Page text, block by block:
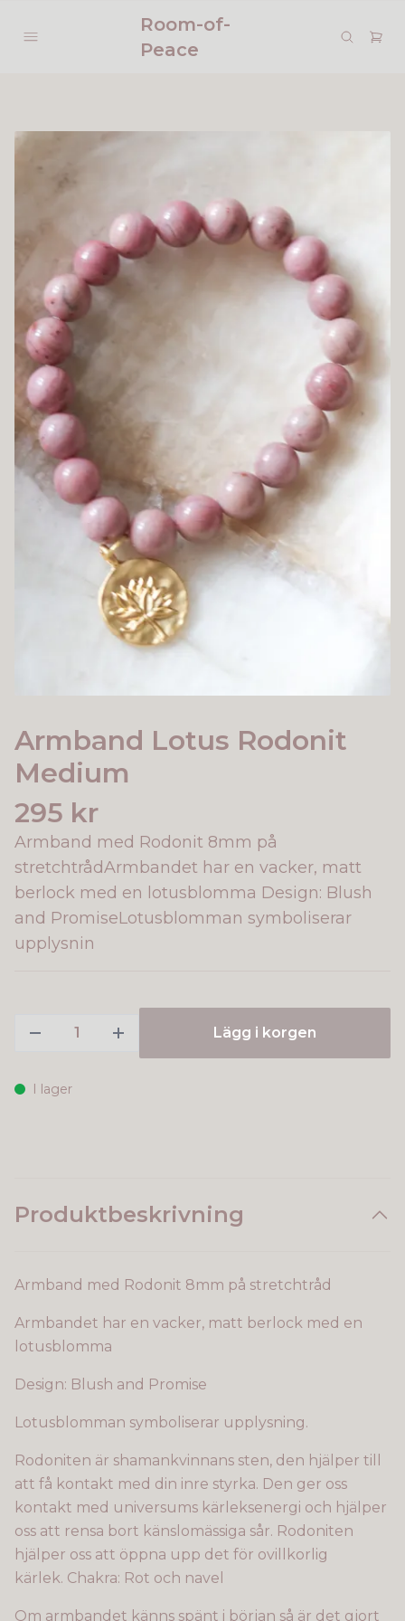
Room-of-
Peace
Armband Lotus Rodonit
Medium
295 kr
Armband med Rodonit 8mm på
stretchtrådArmbandet har en vacker, matt
berlock med en lotusblomma Design: Blush
and PromiseLotusblomman symboliserar
upplysnin
Lägg i korgen
I lager
Produktbeskrivning
Armband med Rodonit 8mm på stretchtråd
Armbandet har en vacker, matt berlock med en
lotusblomma
Design: Blush and Promise
Lotusblomman symboliserar upplysning.
Rodoniten är shamankvinnans sten, den hjälper till
att få kontakt med din inre styrka. Den ger oss
kontakt med universums kärleksenergi och hjälper
oss att rensa bort känslomässiga sår. Rodoniten
hjälper oss att öppna upp det för ovillkorlig
kärlek. Chakra: Rot och navel
Om armbandet känns spänt i början så är det gjort